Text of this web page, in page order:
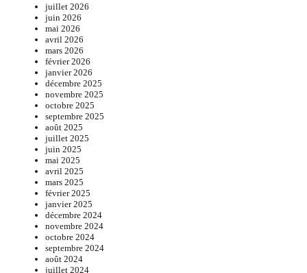
juillet 2026
juin 2026
mai 2026
avril 2026
mars 2026
février 2026
janvier 2026
décembre 2025
novembre 2025
octobre 2025
septembre 2025
août 2025
juillet 2025
juin 2025
mai 2025
avril 2025
mars 2025
février 2025
janvier 2025
décembre 2024
novembre 2024
octobre 2024
septembre 2024
août 2024
juillet 2024